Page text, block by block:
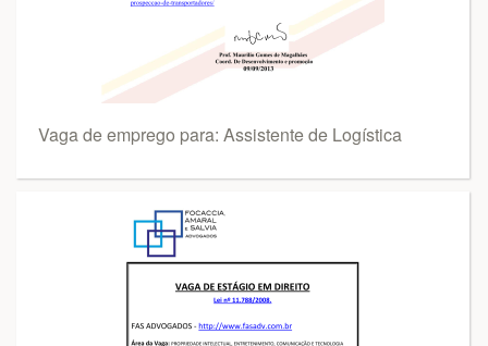
Vaga de emprego para: Assistente de Logística